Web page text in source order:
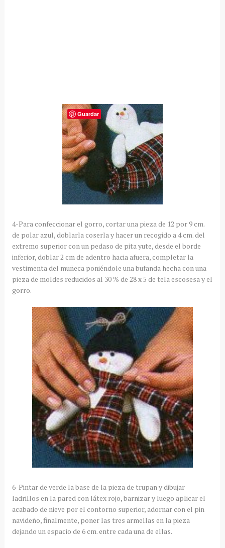
4-Para confeccionar el gorro, cortar una pieza de 12 por 9 cm.
de polar azul, doblarla coserla y hacer un recogido a 4 cm. del
extremo superior con un pedaso de pita yute, desde el borde
inferior, doblar 2 cm de adentro hacia afuera, completar la
vestimenta del muñeca poniéndole una bufanda hecha con una
pieza de moldes reducidos al 30 % de 28 x 5 de tela escosesa y el
gorro.
6-Pintar de verde la base de la pieza de trupan y dibujar
ladrillos en la pared con látex rojo, barnizar y luego aplicar el
acabado de nieve por el contorno superior, adornar con el pin
navideño, finalmente, poner las tres armellas en la pieza
dejando un espacio de 6 cm. entre cada una de ellas.
Guardar